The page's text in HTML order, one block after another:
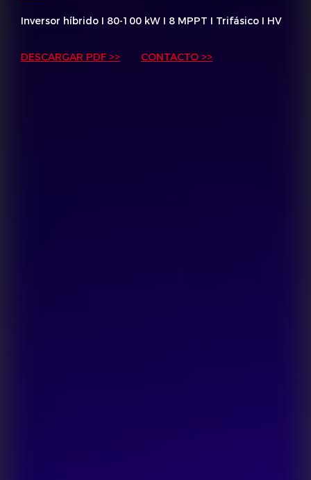
Inversor híbrido I 80-100 kW I 8 MPPT I Trifásico I HV
DESCARGAR PDF >> CONTACTO >>